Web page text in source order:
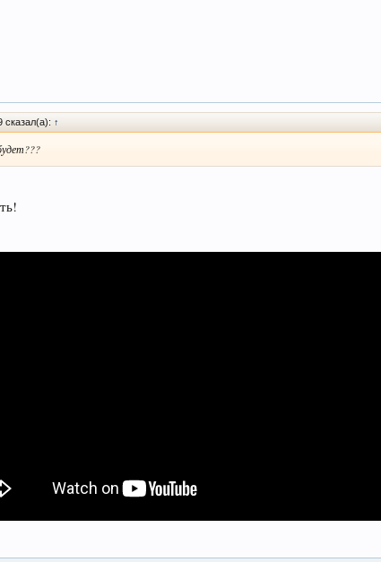
сказал(а): ↑